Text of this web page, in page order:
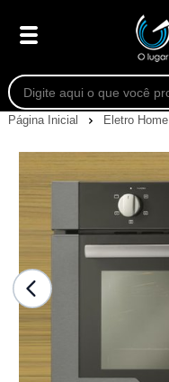
Página Inicial Eletro Home